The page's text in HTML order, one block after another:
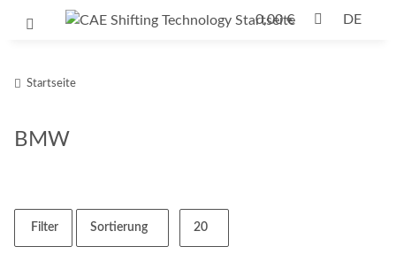
0,00 € DE
Startseite
BMW
Filter Sortierung 20